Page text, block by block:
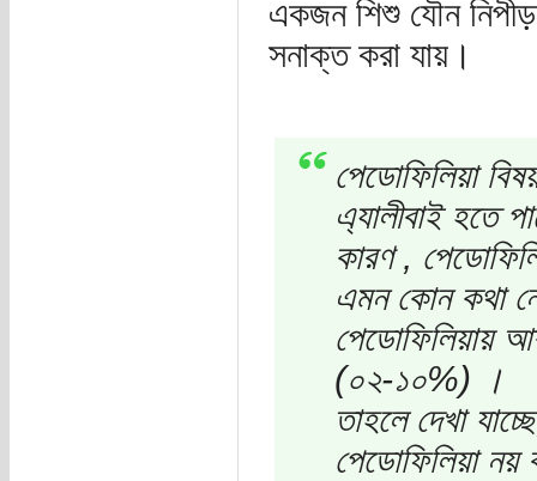
একজন শিশু যৌন
সনাক্ত করা যায়।
পেডোফিলিয়া
এ্যালীবাই হতে
কারণ ,
এমন কোন কথা
পেডোফিলিয়ায়
(০২-১০%) ।
তাহলে দেখা
পেডোফিলিয়া নয়